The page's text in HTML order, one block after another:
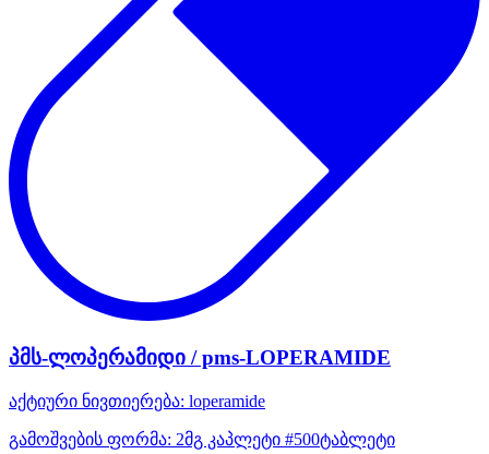
პმს-ლოპერამიდი / pms-LOPERAMIDE
აქტიური ნივთიერება: loperamide
გამოშვების ფორმა: 2მგ კაპლეტი #500ტაბლეტი